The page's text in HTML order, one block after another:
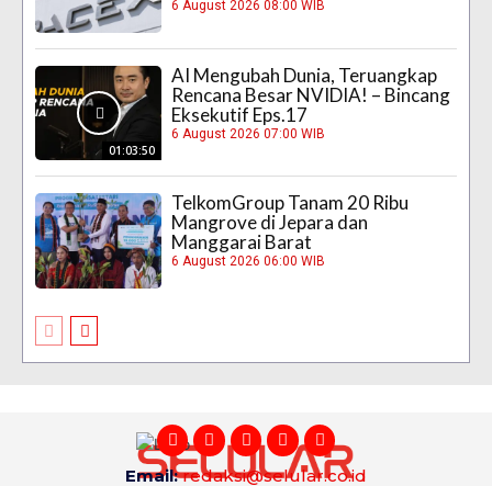
6 August 2026 08:00 WIB
01:03:50
AI Mengubah Dunia, Teruangkap
Rencana Besar NVIDIA! – Bincang
Eksekutif Eps.17
6 August 2026 07:00 WIB
TelkomGroup Tanam 20 Ribu
Mangrove di Jepara dan
Manggarai Barat
6 August 2026 06:00 WIB
Email:redaksi@selular.co.id